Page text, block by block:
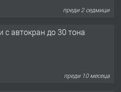
преди 10 месеца
на канали водомерни шахти
преди 10 месеца